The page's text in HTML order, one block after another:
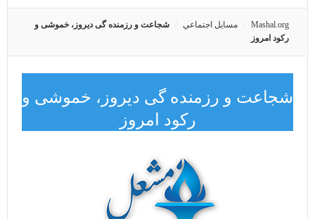
Mashal.org مسايل اجتماعي
شجاعت و رزمنده گی دیروز، خموشی و
رکود امروز
شجاعت و رزمنده گی دیروز، خموشی و
رکود امروز